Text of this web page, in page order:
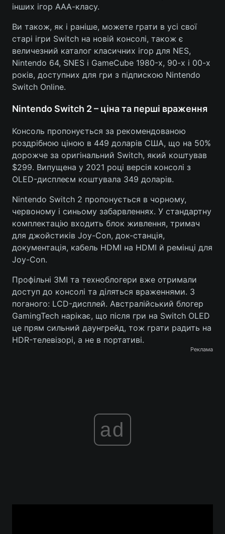
Лонгріди
Відео з Youtube Статті
Інтерв'ю Думки
Архів Вакансії
Контакти
Тема оформлення
інших ігор ААА-класу.
Ви також, як і раніше, можете грати в усі свої
старі ігри Switch на новій консолі, також є
величезний каталог класичних ігор для NES,
Nintendo 64, SNES і GameCube 1980-х, 90-х і 00-х
років, доступних для гри з підпискою Nintendo
Switch Online.
Nintendo Switch 2 – ціна та перші враження
Консоль пропонується за рекомендованою
роздрібною ціною в 449 доларів США, що на 50%
дорожче за оригінальний Switch, який коштував
$299. Випущена у 2021 році версія консолі з
OLED-дисплеєм коштувала 349 доларів.
Nintendo Switch 2 пропонується в чорному,
червоному і синьому забарвленнях. У стандартну
комплектацію входить блок живлення, тримач
для джойстиків Joy-Con, док-станція,
документація, кабель HDMI на HDMI й ремінці для
Joy-Con.
Профільні ЗМІ та техноблогери вже отримали
доступ до консолі та діляться враженнями. З
поганого: LCD-дисплей. Австралійський блогер
GamingTech нарікає, що після гри на Switch OLED
це прям сильний даунгрейд, тож грати радить на
HDR-телевізорі, а не в портативі.
Реклама
ad